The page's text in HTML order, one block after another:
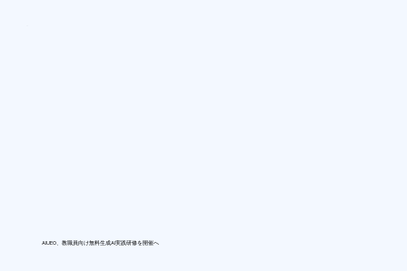
AIUEO、教職員向け無料生成AI実践研修を開催へ